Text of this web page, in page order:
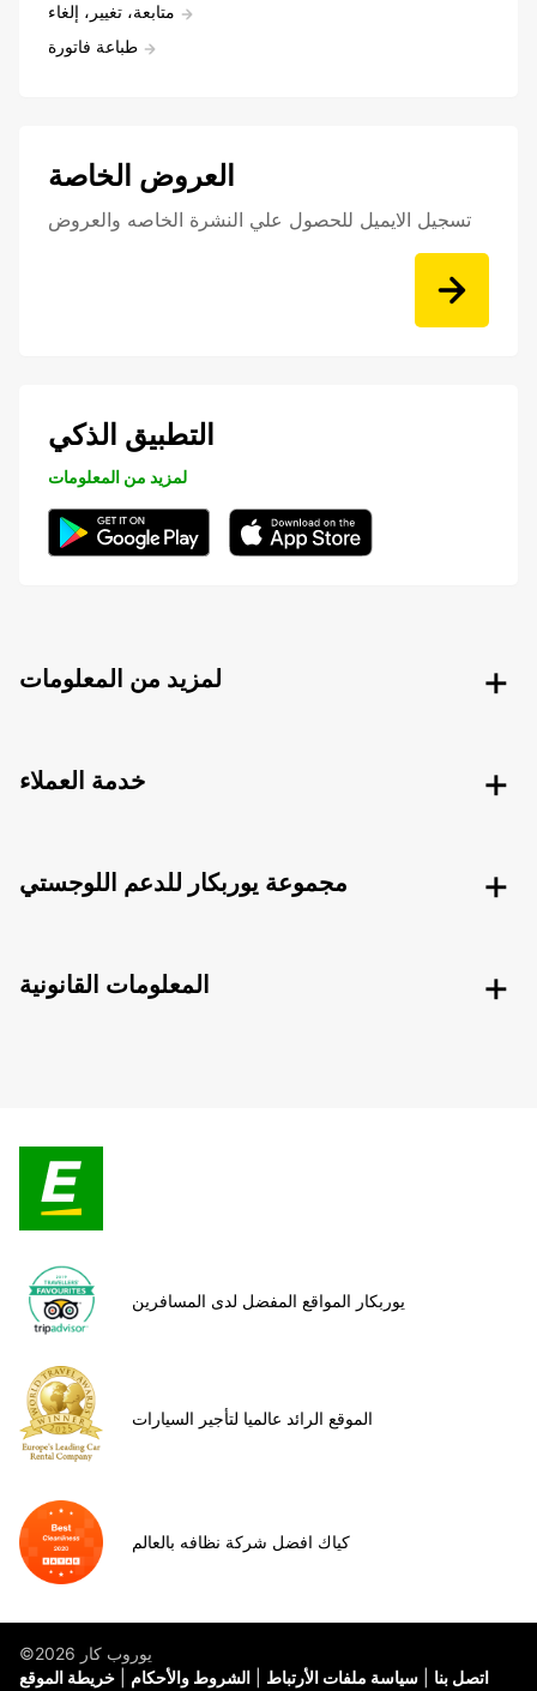
متابعة، تغيير، إلغاء
طباعة فاتورة
العروض الخاصة
تسجيل الايميل للحصول علي النشرة الخاصه والعروض
التطبيق الذكي
لمزيد من المعلومات
لمزيد من المعلومات
خدمة العملاء
مجموعة يوربكار للدعم اللوجستي
المعلومات القانونية
يوربكار المواقع المفضل لدى المسافرين
الموقع الرائد عالميا لتأجير السيارات
كياك افضل شركة نظافه بالعالم
©يوروب كار 2026
خريطة الموقع
الشروط والأحكام سياسة ملفات الأرتباط اتصل بنا